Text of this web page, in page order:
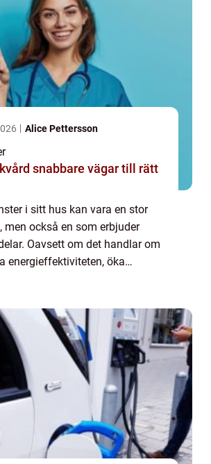
Alice Pettersson
till rätt
i sitt hus kan vara en stor
men också en som erbjuder
Oavsett om det handlar om
energieffektiviteten, öka